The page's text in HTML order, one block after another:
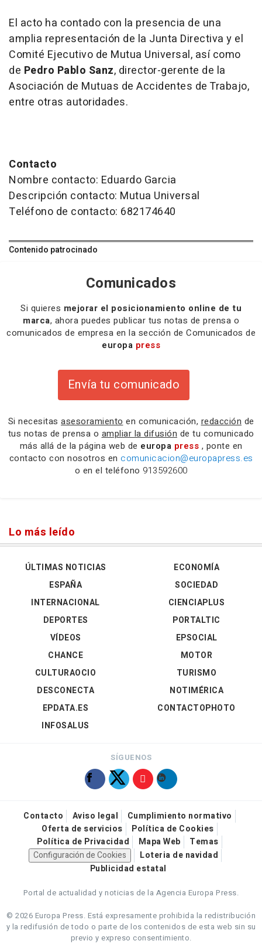
El acto ha contado con la presencia de una
amplia representación de la Junta Directiva y el
Comité Ejecutivo de Mutua Universal, así como
de Pedro Pablo Sanz, director-gerente de la
Asociación de Mutuas de Accidentes de Trabajo,
entre otras autoridades.
Contacto
Nombre contacto: Eduardo Garcia
Descripción contacto: Mutua Universal
Teléfono de contacto: 682174640
Contenido patrocinado
Comunicados
Si quieres mejorar el posicionamiento online de tu
marca, ahora puedes publicar tus notas de prensa o
comunicados de empresa en la sección de Comunicados de
europa press
Envía tu comunicado
Si necesitas asesoramiento en comunicación, redacción de
tus notas de prensa o ampliar la difusión de tu comunicado
más allá de la página web de europa press , ponte en
contacto con nosotros en comunicacion@europapress.es
o en el teléfono 913592600
Lo más leído
ÚLTIMAS NOTICIAS
ESPAÑA
INTERNACIONAL
DEPORTES
VÍDEOS
ECONOMÍA
SOCIEDAD
CIENCIAPLUS
PORTALTIC
EPSOCIAL
CHANCE
CULTURAOCIO
DESCONECTA
EPDATA.ES
INFOSALUS
MOTOR
TURISMO
NOTIMÉRICA
CONTACTOPHOTO
SÍGUENOS
Contacto Aviso legal
Cumplimiento normativo
Oferta de servicios
Política de Cookies
Política de Privacidad
Mapa Web
Temas
Configuración de Cookies
Loteria de navidad
Publicidad estatal
Portal de actualidad y noticias de la Agencia Europa Press.
© 2026 Europa Press. Está expresamente prohibida la redistribución
y la redifusión de todo o parte de los contenidos de esta web sin su
previo y expreso consentimiento.